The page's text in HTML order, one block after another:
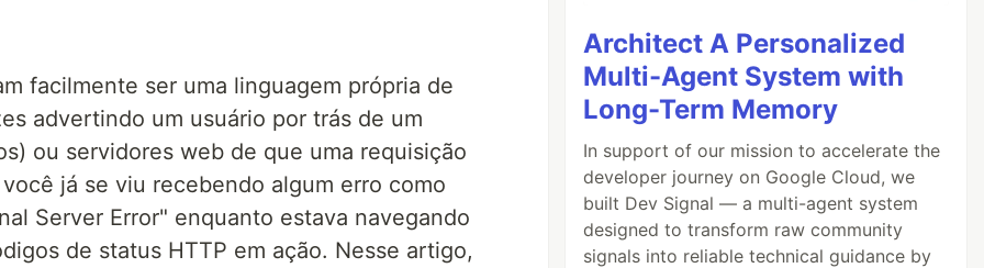
facilmente ser uma linguagem própria de
advertindo um usuário por trás de um
ou servidores web de que uma requisição
já se viu recebendo algum erro como
Server Error" enquanto estava navegando
de status HTTP em ação. Nesse artigo,
Architect A Personalized
Multi-Agent System with
Long-Term Memory
In support of our mission to accelerate the
developer journey on Google Cloud, we
built Dev Signal — a multi-agent system
designed to transform raw community
signals into reliable technical guidance by